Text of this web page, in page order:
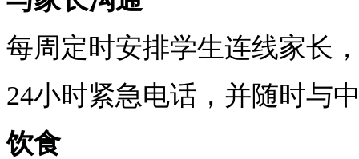
每周定时安排学生连线家长
24小时紧急电话，并随时与
饮食